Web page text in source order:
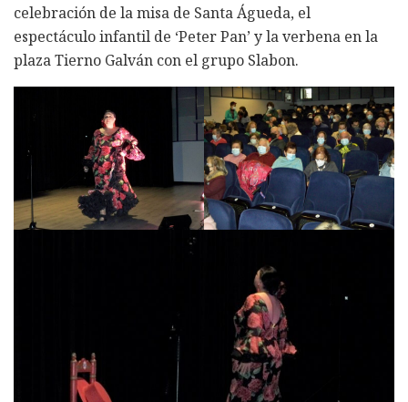
celebración de la misa de Santa Águeda, el
espectáculo infantil de ‘Peter Pan’ y la verbena en la
plaza Tierno Galván con el grupo Slabon.